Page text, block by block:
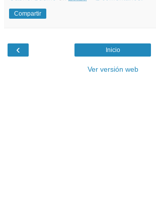
Compartir
‹ Inicio
Ver versión web